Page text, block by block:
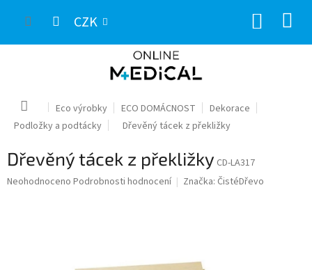
CZK
Domů Eco výrobky ECO DOMÁCNOST
Dekorace
Podložky a podtácky
Dřevěný tácek z překližky
Dřevěný tácek z překližky CD-LA317
Průměrné
Neohodnoceno Podrobnosti hodnocení Značka: ČistéDřevo